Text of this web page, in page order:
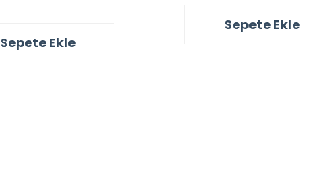
Sepete Ekle
Sepete Ekle